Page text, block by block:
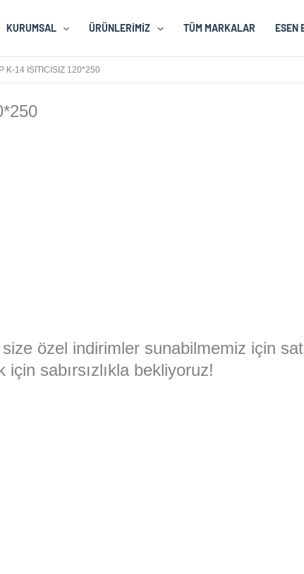
KURUMSAL ÜRÜNLERIMIZ TÜM MARKALAR ESEN
K-14 ISITICISIZ 120*250
özel indirimler sunabilmemiz için
sabırsızlıkla bekliyoruz!